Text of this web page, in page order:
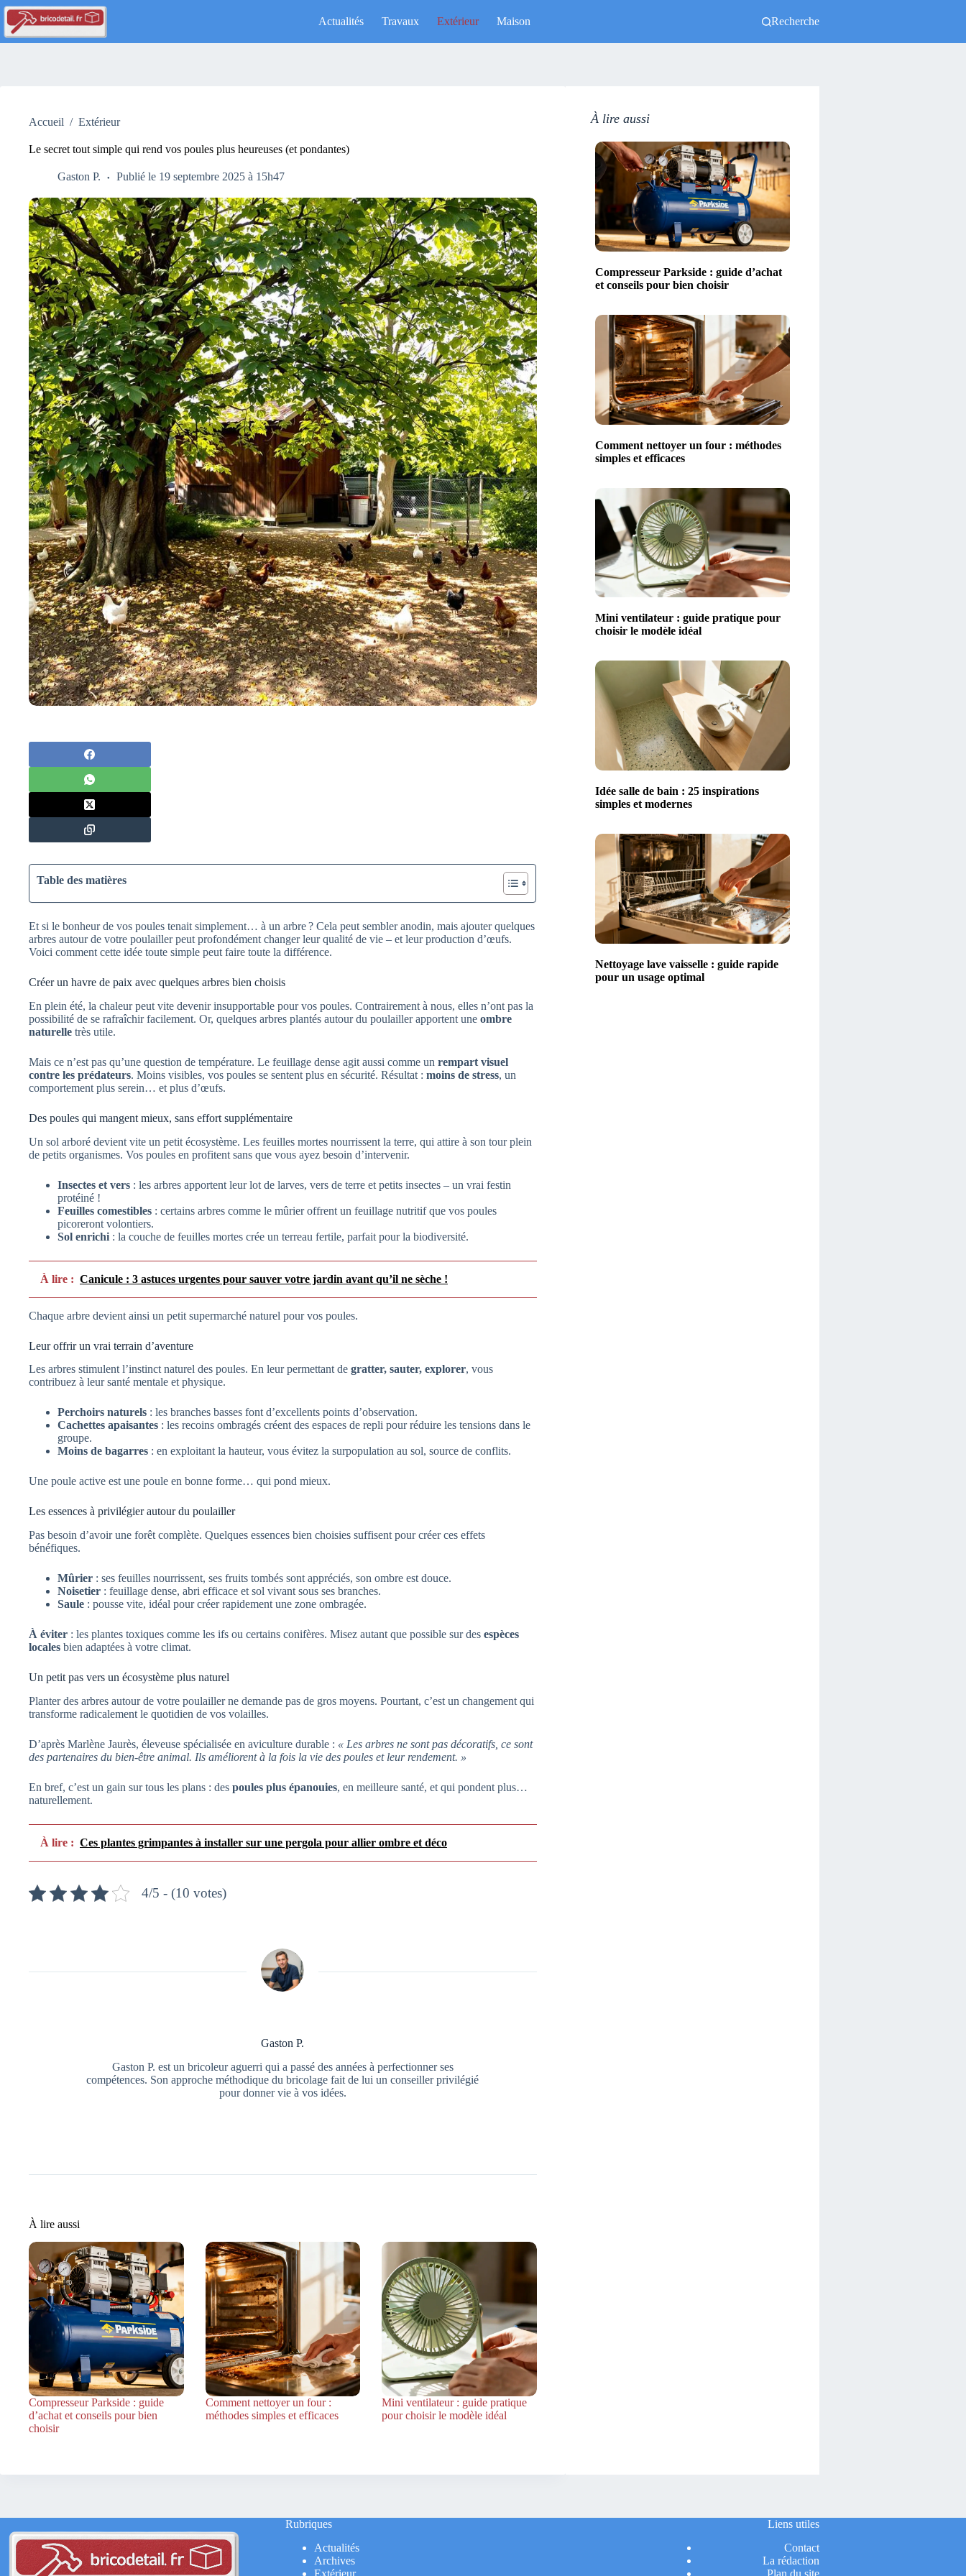
Passer
contenu
Actualités Travaux Extérieur Maison Recherche
Accueil / Extérieur
Le secret tout simple qui rend vos poules plus heureuses (et pondantes)
Gaston P. Publié le 19 septembre 2025 à 15h47
Table des matières
Et si le bonheur de vos poules tenait simplement… à un arbre ? Cela peut sembler anodin, mais ajouter quelques
arbres autour de votre poulailler peut profondément changer leur qualité de vie – et leur production d’œufs.
Voici comment cette idée toute simple peut faire toute la différence.
Créer un havre de paix avec quelques arbres bien choisis
En plein été, la chaleur peut vite devenir insupportable pour vos poules. Contrairement à nous, elles n’ont pas la
possibilité de se rafraîchir facilement. Or, quelques arbres plantés autour du poulailler apportent une ombre
naturelle très utile.
Mais ce n’est pas qu’une question de température. Le feuillage dense agit aussi comme un rempart visuel
contre les prédateurs. Moins visibles, vos poules se sentent plus en sécurité. Résultat : moins de stress, un
comportement plus serein… et plus d’œufs.
Des poules qui mangent mieux, sans effort supplémentaire
Un sol arboré devient vite un petit écosystème. Les feuilles mortes nourrissent la terre, qui attire à son tour plein
de petits organismes. Vos poules en profitent sans que vous ayez besoin d’intervenir.
Insectes et vers : les arbres apportent leur lot de larves, vers de terre et petits insectes – un vrai festin
protéiné !
Feuilles comestibles : certains arbres comme le mûrier offrent un feuillage nutritif que vos poules
picoreront volontiers.
Sol enrichi : la couche de feuilles mortes crée un terreau fertile, parfait pour la biodiversité.
À lire : Canicule : 3 astuces urgentes pour sauver votre jardin avant qu’il ne sèche !
Chaque arbre devient ainsi un petit supermarché naturel pour vos poules.
Leur offrir un vrai terrain d’aventure
Les arbres stimulent l’instinct naturel des poules. En leur permettant de gratter, sauter, explorer, vous
contribuez à leur santé mentale et physique.
Perchoirs naturels : les branches basses font d’excellents points d’observation.
Cachettes apaisantes : les recoins ombragés créent des espaces de repli pour réduire les tensions dans le
groupe.
Moins de bagarres : en exploitant la hauteur, vous évitez la surpopulation au sol, source de conflits.
Une poule active est une poule en bonne forme… qui pond mieux.
Les essences à privilégier autour du poulailler
Pas besoin d’avoir une forêt complète. Quelques essences bien choisies suffisent pour créer ces effets
bénéfiques.
Mûrier : ses feuilles nourrissent, ses fruits tombés sont appréciés, son ombre est douce.
Noisetier : feuillage dense, abri efficace et sol vivant sous ses branches.
Saule : pousse vite, idéal pour créer rapidement une zone ombragée.
À éviter : les plantes toxiques comme les ifs ou certains conifères. Misez autant que possible sur des espèces
locales bien adaptées à votre climat.
Un petit pas vers un écosystème plus naturel
Planter des arbres autour de votre poulailler ne demande pas de gros moyens. Pourtant, c’est un changement qui
transforme radicalement le quotidien de vos volailles.
D’après Marlène Jaurès, éleveuse spécialisée en aviculture durable : « Les arbres ne sont pas décoratifs, ce sont
des partenaires du bien-être animal. Ils améliorent à la fois la vie des poules et leur rendement. »
En bref, c’est un gain sur tous les plans : des poules plus épanouies, en meilleure santé, et qui pondent plus…
naturellement.
À lire : Ces plantes grimpantes à installer sur une pergola pour allier ombre et déco
4/5 - (10 votes)
Gaston P.
Gaston P. est un bricoleur aguerri qui a passé des années à perfectionner ses
compétences. Son approche méthodique du bricolage fait de lui un conseiller privilégié
pour donner vie à vos idées.
À lire aussi
Compresseur Parkside : guide
d’achat et conseils pour bien
choisir
Comment nettoyer un four :
méthodes simples et efficaces
Mini ventilateur : guide pratique
pour choisir le modèle idéal
À lire aussi
Compresseur Parkside : guide d’achat
et conseils pour bien choisir
Comment nettoyer un four : méthodes
simples et efficaces
Mini ventilateur : guide pratique pour
choisir le modèle idéal
Idée salle de bain : 25 inspirations
simples et modernes
Nettoyage lave vaisselle : guide rapide
pour un usage optimal
Rubriques
Actualités
Archives
Extérieur
Liens utiles
Contact
La rédaction
Plan du site